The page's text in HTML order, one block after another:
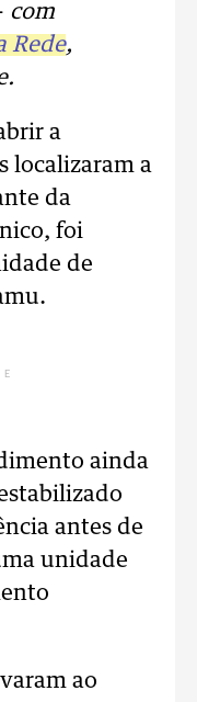
com
Rede,
a
localizaram a
da
foi
de
ainda
antes de
unidade
ao